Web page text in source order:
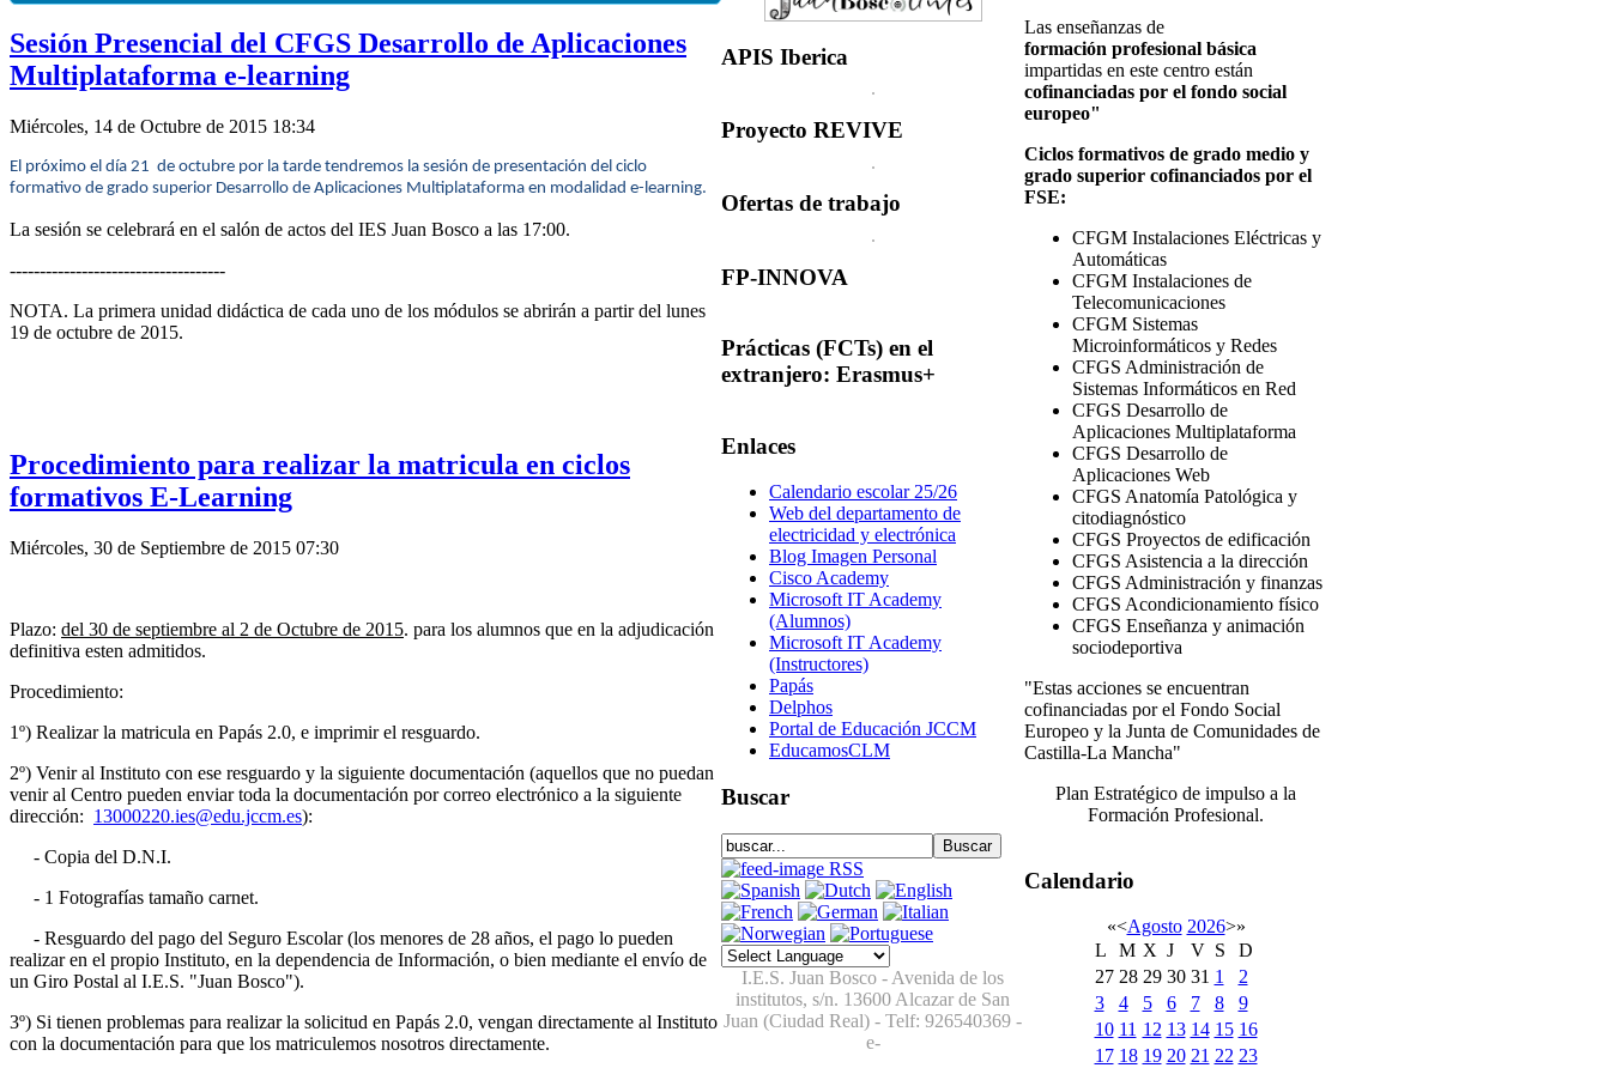
Sesión Presencial del CFGS Desarrollo de Aplicaciones
Multiplataforma e-learning
Miércoles, 14 de Octubre de 2015 18:34
El próximo el día 21 de octubre por la tarde tendremos la sesión de presentación del ciclo
formativo de grado superior Desarrollo de Aplicaciones Multiplataforma en modalidad e-learning.
La sesión se celebrará en el salón de actos del IES Juan Bosco a las 17:00.
------------------------------------
NOTA. La primera unidad didáctica de cada uno de los módulos se abrirán a partirdel lunes
19 de octubre de 2015.
Procedimiento para realizar la matricula en ciclos
formativos E-Learning
Miércoles, 30 de Septiembre de 2015 07:30
Plazo: del 30 de septiembre al 2 de Octubre de 2015. para los alumnos que en la adjudicación
definitiva esten admitidos.
Procedimiento:
1º) Realizar la matricula en Papás 2.0, e imprimir el resguardo.
2º) Venir al Instituto con ese resguardo y la siguiente documentación (aquellos que no puedan
venir al Centro pueden enviar toda la documentación por correo electrónico a la siguiente
dirección: 13000220.ies@edu.jccm.es):
- Copia del D.N.I.
- 1 Fotografías tamaño carnet.
- Resguardo del pago del Seguro Escolar (los menores de 28 años, el pago lo pueden
realizar en el propio Instituto, en la dependencia de Información, o bien mediante el envío de
un Giro Postal al I.E.S. "Juan Bosco").
3º) Si tienen problemas para realizar la solicitud en Papás 2.0, vengan directamente al Instituto
con la documentación para que los matriculemos nosotros directamente.
APIS Iberica
Proyecto REVIVE
Ofertas de trabajo
FP-INNOVA
Prácticas (FCTs) en el
extranjero: Erasmus+
Enlaces
Calendario escolar 25/26
Web del departamento de
electricidad y electrónica
Blog Imagen Personal
Cisco Academy
Microsoft IT Academy
(Alumnos)
Microsoft IT Academy
(Instructores)
Papás
Delphos
Portal de Educación JCCM
EducamosCLM
Buscar
RSS
Las enseñanzas de
formación profesional básica
impartidas en este centro están
cofinanciadas por el fondo social
europeo"
Ciclos formativos de grado medio y
grado superior cofinanciados por el
FSE:
CFGM Instalaciones Eléctricas y
Automáticas
CFGM Instalaciones de
Telecomunicaciones
CFGM Sistemas
Microinformáticos y Redes
CFGS Administración de
Sistemas Informáticos en Red
CFGS Desarrollo de
Aplicaciones Multiplataforma
CFGS Desarrollo de
Aplicaciones Web
CFGS Anatomía Patológica y
citodiagnóstico
CFGS Proyectos de edificación
CFGS Asistencia a la dirección
CFGS Administración y finanzas
CFGS Acondicionamiento físico
CFGS Enseñanza y animación
sociodeportiva
"Estas acciones se encuentran
cofinanciadas por el Fondo Social
Europeo y la Junta de Comunidades de
Castilla-La Mancha"
Plan Estratégico de impulso a la
Formación Profesional.
Calendario
«<Agosto 2026>»
L
M X J V S
D
27 28 29 30 31 1
2
3
4 5 6 7 8
9
10 11 12 13 14 15 16
17 18 19 20 21 22 23
I.E.S. Juan Bosco - Avenida de los
institutos, s/n. 13600 Alcazar de San
Juan (Ciudad Real) - Telf: 926540369 -
e-